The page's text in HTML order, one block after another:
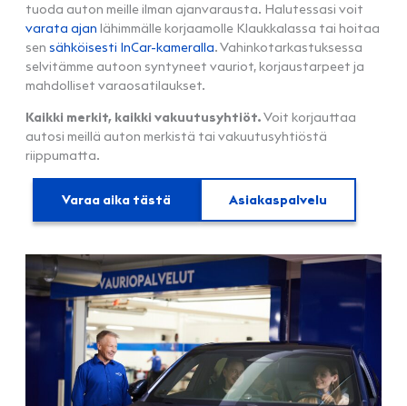
tuoda auton meille ilman ajanvarausta. Halutessasi voit
varata ajan lähimmälle korjaamolle Klaukkalassa tai hoitaa
sen sähköisesti InCar-kameralla. Vahinkotarkastuksessa
selvitämme autoon syntyneet vauriot, korjaustarpeet ja
mahdolliset varaosatilaukset.
Kaikki merkit, kaikki vakuutusyhtiöt.Voit korjauttaa
autosi meillä auton merkistä tai vakuutusyhtiöstä
riippumatta.
Varaa aika tästä Asiakaspalvelu